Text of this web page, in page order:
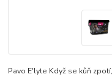
Pavo E'lyte Když se kůň